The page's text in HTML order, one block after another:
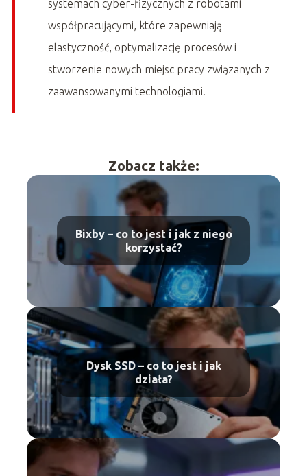
systemach cyber-fizycznych z robotami
współpracującymi, które zapewniają
elastyczność, optymalizację procesów i
stworzenie nowych miejsc pracy związanych z
zaawansowanymi technologiami.
Zobacz także:
Bixby – co to jest i jak z niego
korzystać?
Dysk SSD – co to jest i jak
działa?